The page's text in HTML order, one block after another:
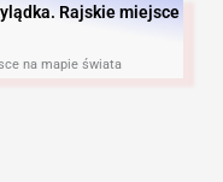
Rajskie miejsce
na mapie świata